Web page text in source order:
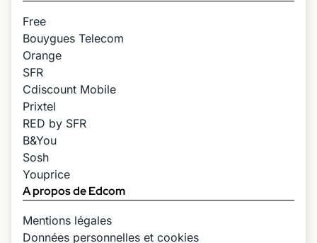
Free
Bouygues Telecom
Orange
SFR
Cdiscount Mobile
Prixtel
RED by SFR
B&You
Sosh
Youprice
A propos de Edcom
Mentions légales
Données personnelles et cookies